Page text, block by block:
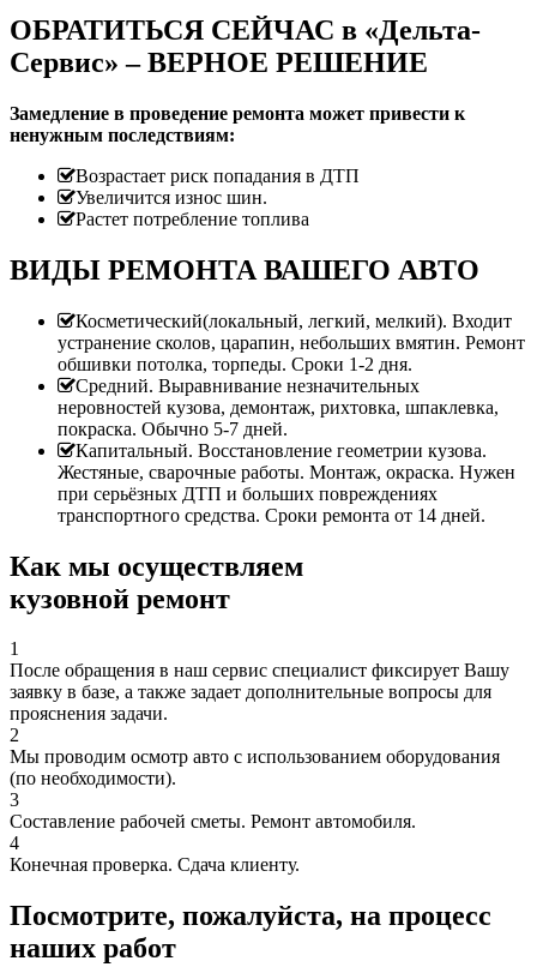
ОБРАТИТЬСЯ СЕЙЧАС в «Дельта-
Сервис» – ВЕРНОЕ РЕШЕНИЕ
Замедление в проведение ремонта может привести к
ненужным последствиям:
Возрастает риск попадания в ДТП
Увеличится износ шин.
Растет потребление топлива
ВИДЫ РЕМОНТА ВАШЕГО АВТО
Косметический(локальный, легкий, мелкий). Входит
устранение сколов, царапин, небольших вмятин. Ремонт
обшивки потолка, торпеды. Сроки 1-2 дня.
Средний. Выравнивание незначительных
неровностей кузова, демонтаж, рихтовка, шпаклевка,
покраска. Обычно 5-7 дней.
Капитальный. Восстановление геометрии кузова.
Жестяные, сварочные работы. Монтаж, окраска. Нужен
при серьёзных ДТП и больших повреждениях
транспортного средства. Сроки ремонта от 14 дней.
Как мы осуществляем
кузовной ремонт
1
После обращения в наш сервис специалист фиксирует Вашу
заявку в базе, а также задает дополнительные вопросы для
прояснения задачи.
2
Мы проводим осмотр авто с использованием оборудования
(по необходимости).
3
Составление рабочей сметы. Ремонт автомобиля.
4
Конечная проверка. Сдача клиенту.
Посмотрите, пожалуйста, на процесс
наших работ